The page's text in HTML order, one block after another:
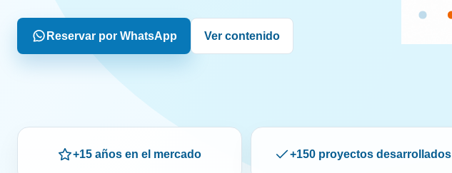
Reservar por WhatsApp Ver contenido
+15 años en el mercado +150 proyectos desarrollados